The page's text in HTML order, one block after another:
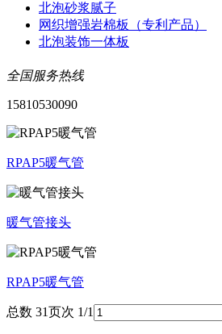
北泡砂浆腻子
网织增强岩棉板（专利产品）
北泡装饰一体板
全国服务热线
15810530090
RPAP5暖气管
暖气管接头
RPAP5暖气管
总数 31页次 1/1